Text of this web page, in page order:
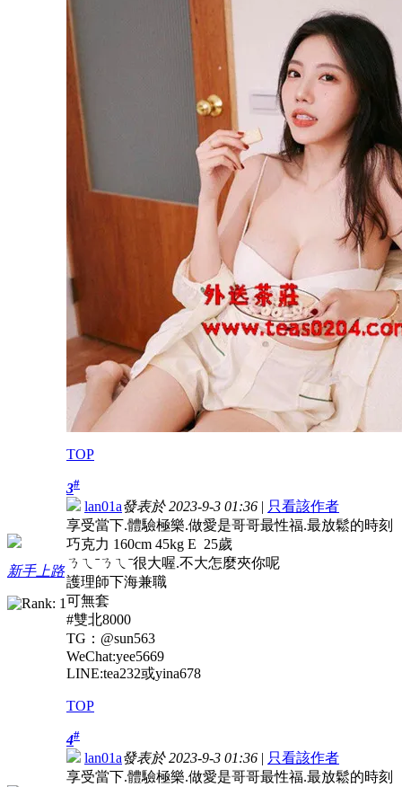
TOP
新手上路
3#
lan01a發表於 2023-9-3 01:36 | 只看該作者
享受當下.體驗極樂.做愛是哥哥最性福.最放鬆的時刻
巧克力 160cm 45kg E 25歲
ㄋㄟˉㄋㄟˉ很大喔.不大怎麼夾你呢
護理師下海兼職
可無套
#雙北8000
TG：@sun563
WeChat:yee5669
LINE:tea232或yina678
TOP
4#
lan01a發表於 2023-9-3 01:36 | 只看該作者
享受當下.體驗極樂.做愛是哥哥最性福.最放鬆的時刻